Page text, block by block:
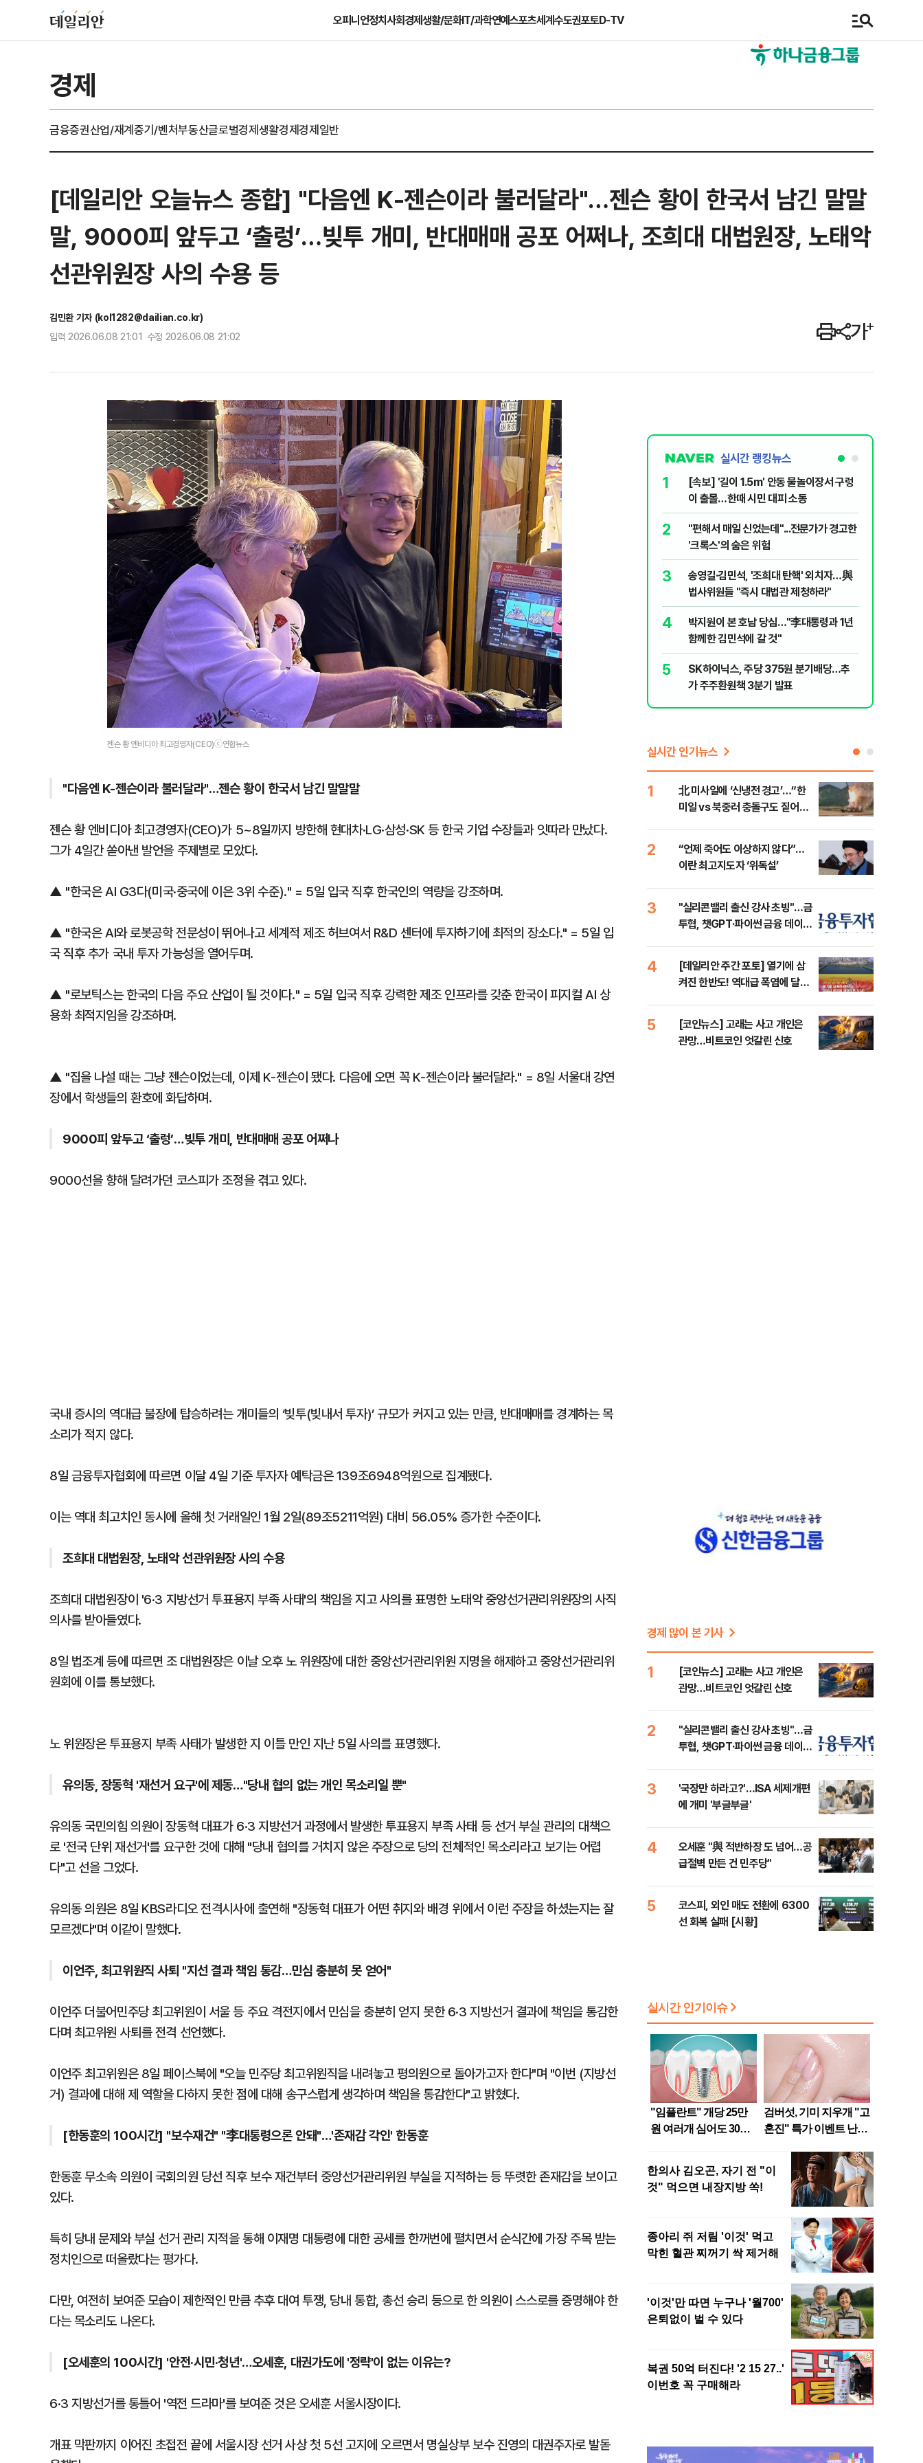
오피니언정치사회경제생활/문화IT/과학연예스포츠세계수도권포토D-TV
경제
금융증권산업/재계중기/벤처부동산글로벌경제생활경제경제일반
[데일리안 오늘뉴스 종합] "다음엔 K-젠슨이라 불러달라"…젠슨 황이 한국서 남긴 말말
말, 9000피 앞두고 ‘출렁’…빚투 개미, 반대매매 공포 어쩌나, 조희대 대법원장, 노태악
선관위원장 사의 수용 등
김민환 기자 (kol1282@dailian.co.kr)
입력 2026.06.08 21:01 수정 2026.06.08 21:02
젠슨 황 엔비디아 최고경영자(CEO)ⓒ연합뉴스
"다음엔 K-젠슨이라 불러달라"…젠슨 황이 한국서 남긴 말말말
젠슨 황 엔비디아 최고경영자(CEO)가 5~8일까지 방한해 현대차·LG·삼성·SK 등 한국 기업 수장들과 잇따라 만났다.
그가 4일간 쏟아낸 발언을 주제별로 모았다.
▲ "한국은 AI G3다(미국·중국에 이은 3위 수준)." = 5일 입국 직후 한국인의 역량을 강조하며.
▲ "한국은 AI와 로봇공학 전문성이 뛰어나고 세계적 제조 허브여서 R&D 센터에 투자하기에 최적의 장소다." = 5일 입
국 직후 추가 국내 투자 가능성을 열어두며.
▲ "로보틱스는 한국의 다음 주요 산업이 될 것이다." = 5일 입국 직후 강력한 제조 인프라를 갖춘 한국이 피지컬 AI 상
용화 최적지임을 강조하며.
▲ "집을 나설 때는 그냥 젠슨이었는데, 이제 K-젠슨이 됐다. 다음에 오면 꼭 K-젠슨이라 불러달라." = 8일 서울대 강연
장에서 학생들의 환호에 화답하며.
9000피 앞두고 ‘출렁’…빚투 개미, 반대매매 공포 어쩌나
9000선을 향해 달려가던 코스피가 조정을 겪고 있다.
국내 증시의 역대급 불장에 탑승하려는 개미들의 ‘빚투(빚내서 투자)’ 규모가 커지고 있는 만큼, 반대매매를 경계하는 목
소리가 적지 않다.
8일 금융투자협회에 따르면 이달 4일 기준 투자자 예탁금은 139조6948억원으로 집계됐다.
이는 역대 최고치인 동시에 올해 첫 거래일인 1월 2일(89조5211억원) 대비 56.05% 증가한 수준이다.
조희대 대법원장, 노태악 선관위원장 사의 수용
조희대 대법원장이 '6·3 지방선거 투표용지 부족 사태'의 책임을 지고 사의를 표명한 노태악 중앙선거관리위원장의 사직
의사를 받아들였다.
8일 법조계 등에 따르면 조 대법원장은 이날 오후 노 위원장에 대한 중앙선거관리위원 지명을 해제하고 중앙선거관리위
원회에 이를 통보했다.
노 위원장은 투표용지 부족 사태가 발생한 지 이틀 만인 지난 5일 사의를 표명했다.
유의동, 장동혁 '재선거 요구'에 제동…"당내 협의 없는 개인 목소리일 뿐"
유의동 국민의힘 의원이 장동혁 대표가 6·3 지방선거 과정에서 발생한 투표용지 부족 사태 등 선거 부실 관리의 대책으
로 '전국 단위 재선거'를 요구한 것에 대해 "당내 협의를 거치지 않은 주장으로 당의 전체적인 목소리라고 보기는 어렵
다"고 선을 그었다.
유의동 의원은 8일 KBS라디오 전격시사에 출연해 "장동혁 대표가 어떤 취지와 배경 위에서 이런 주장을 하셨는지는 잘
모르겠다"며 이같이 말했다.
이언주, 최고위원직 사퇴 "지선 결과 책임 통감…민심 충분히 못 얻어"
이언주 더불어민주당 최고위원이 서울 등 주요 격전지에서 민심을 충분히 얻지 못한 6·3 지방선거 결과에 책임을 통감한
다며 최고위원 사퇴를 전격 선언했다.
이언주 최고위원은 8일 페이스북에 "오늘 민주당 최고위원직을 내려놓고 평의원으로 돌아가고자 한다"며 "이번 (지방선
거) 결과에 대해 제 역할을 다하지 못한 점에 대해 송구스럽게 생각하며 책임을 통감한다"고 밝혔다.
[한동훈의 100시간] "보수재건" "李대통령으론 안돼"…'존재감 각인' 한동훈
한동훈 무소속 의원이 국회의원 당선 직후 보수 재건부터 중앙선거관리위원 부실을 지적하는 등 뚜렷한 존재감을 보이고
있다.
특히 당내 문제와 부실 선거 관리 지적을 통해 이재명 대통령에 대한 공세를 한꺼번에 펼치면서 순식간에 가장 주목 받는
정치인으로 떠올랐다는 평가다.
다만, 여전히 보여준 모습이 제한적인 만큼 추후 대여 투쟁, 당내 통합, 총선 승리 등으로 한 의원이 스스로를 증명해야 한
다는 목소리도 나온다.
[오세훈의 100시간] '안전·시민·청년'…오세훈, 대권가도에 '정략'이 없는 이유는?
6·3 지방선거를 통틀어 '역전 드라마'를 보여준 것은 오세훈 서울시장이다.
개표 막판까지 이어진 초접전 끝에 서울시장 선거 사상 첫 5선 고지에 오르면서 명실상부 보수 진영의 대권주자로 발돋
실시간 랭킹뉴스
1
[속보] '길이 1.5m' 안동 물놀이장서 구렁
이 출몰…한때 시민 대피 소동
2
"편해서 매일 신었는데"...전문가가 경고한
'크록스'의 숨은 위험
3
송영길·김민석, '조희대 탄핵' 외치자…與
법사위원들 "즉시 대법관 제청하라"
4
박지원이 본 호남 당심…"李대통령과 1년
함께한 김민석에 갈 것"
5
SK하이닉스, 주당 375원 분기배당…추
가 주주환원책 3분기 발표
실시간 인기뉴스
1
北 미사일에 ‘신냉전 경고’…“한
미일 vs 북중러 충돌구도 짙어진
2
“언제 죽어도 이상하지 않다”…
이란 최고지도자 ‘위독설’
3
"실리콘밸리 출신 강사 초빙"…금
투협, 챗GPT·파이썬 금융 데이터
4
[데일리안 주간 포토] 열기에 삼
켜진 한반도! 역대급 폭염에 달아
5
[코인뉴스] 고래는 사고 개인은
관망…비트코인 엇갈린 신호
경제 많이 본 기사
1
[코인뉴스] 고래는 사고 개인은
관망…비트코인 엇갈린 신호
2
"실리콘밸리 출신 강사 초빙"…금
투협, 챗GPT·파이썬 금융 데이터
3
'국장만 하라고?'…ISA 세제개편
에 개미 '부글부글'
4
오세훈 "與 적반하장 도 넘어…공
급절벽 만든 건 민주당"
5
코스피, 외인 매도 전환에 6300
선 회복 실패 [시황]